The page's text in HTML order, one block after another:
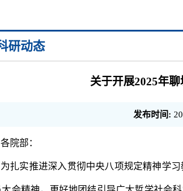
研动态
关于开展2025年
发布时间:
各院部：
为扎实推进深入贯彻中央八项规定精神学